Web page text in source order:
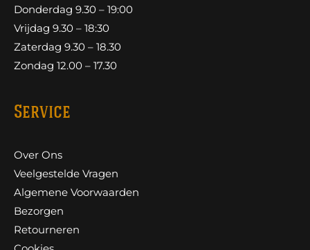
Donderdag 9.30 – 19:00
Vrijdag 9.30 – 18:30
Zaterdag 9.30 – 18.30
Zondag 12.00 – 17.30
Service
Over Ons
Veelgestelde Vragen
Algemene Voorwaarden
Bezorgen
Retourneren